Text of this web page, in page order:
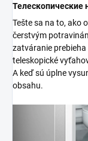
Tešte sa na to, ako
čerstvým
zatváranie
teleskopické
A keď sú úplne
obsahu.